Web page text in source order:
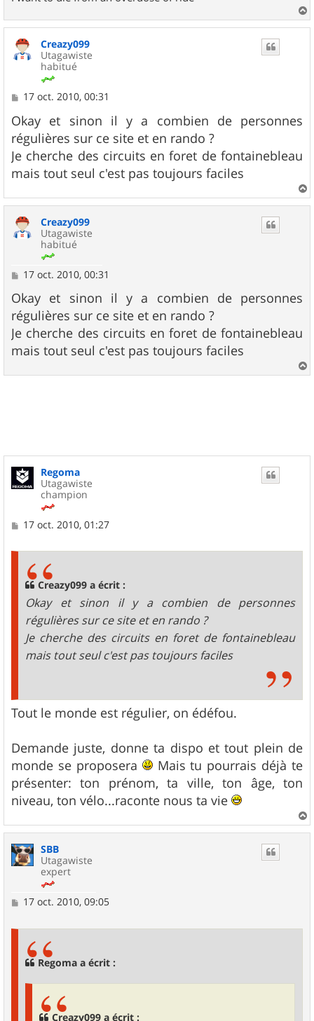
a
Creazy099
Utagawiste
habitué
M
s
s
a
g
e
17 oct. 2010, 00:31
Okay et sinon il y a combien de personnes
régulières sur ce site et en rando ?
Je cherche des circuits en foret de fontainebleau
mais tout seul c'est pas toujours faciles
a
Creazy099
Utagawiste
habitué
M
s
s
a
g
e
17 oct. 2010, 00:31
Okay et sinon il y a combien de personnes
régulières sur ce site et en rando ?
Je cherche des circuits en foret de fontainebleau
mais tout seul c'est pas toujours faciles
a
Regoma
Utagawiste
champion
M17 oct. 2010, 01:27
Creazy099 a écrit :
Okay et sinon il y a combien de personnes
régulières sur ce site et en rando ?
Je cherche des circuits en foret de fontainebleau
mais tout seul c'est pas toujours faciles
Tout le monde est régulier, on édéfou.
Demande juste, donne ta dispo et tout plein de
monde se proposera
Mais tu pourrais déjà te
présenter: ton prénom, ta ville, ton âge, ton
niveau, ton vélo...raconte nous ta vie
a
SBB
Utagawiste
expert
M17 oct. 2010, 09:05
Regoma a écrit :
Creazy099 a écrit :